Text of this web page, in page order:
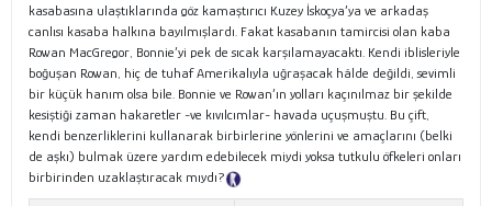
kasabasına ulaştıklarında göz kamaştırıcı Kuzey İskoçya’ya ve arkadaş
canlısı kasaba halkına bayılmışlardı. Fakat kasabanın tamircisi olan kaba
Rowan MacGregor, Bonnie’yi pek de sıcak karşılamayacaktı. Kendi iblisleriyle
boğuşan Rowan, hiç de tuhaf Amerikalıyla uğraşacak hâlde değildi, sevimli
bir küçük hanım olsa bile. Bonnie ve Rowan’ın yolları kaçınılmaz bir şekilde
kesiştiği zaman hakaretler -ve kıvılcımlar- havada uçuşmuştu. Bu çift,
kendi benzerliklerini kullanarak birbirlerine yönlerini ve amaçlarını (belki
de aşkı) bulmak üzere yardım edebilecek miydi yoksa tutkulu öfkeleri onları
birbirinden uzaklaştıracak mıydı?